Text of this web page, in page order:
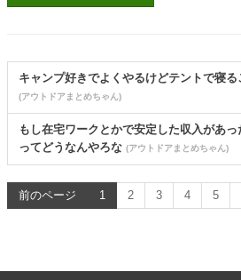
キャンプ好きでよくやるけどテントで寝
(アウトドアまとめちゃん)
もし在宅ワークとかで安定した収入があ
ってどうなんやろな (アウトドアまとめちゃん)
前のページ 1 2 3 4 5